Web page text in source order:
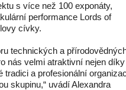
s více než 100 exponáty,
performance Lords of
cívky.
technických a
nás velmi atraktivní nejen díky
tradici a profesionální
skupinu,“ uvádí Alexandra